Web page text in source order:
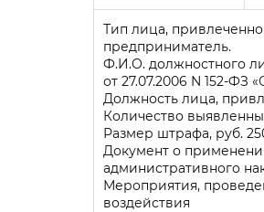
Тип лица,
предприниматель.
Ф.И.О. должностного
от 27.07.2006 N 152-ФЗ
Должность лица,
Количество
Размер штрафа, руб.
Документ о
административного
Мероприятия,
воздействия